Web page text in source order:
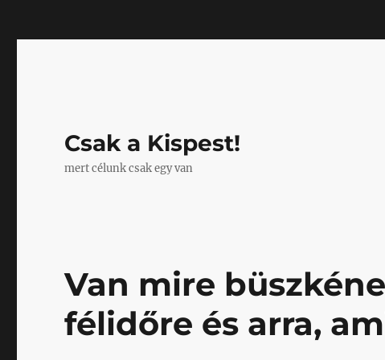
Csak a Kispest!
mert célunk csak egy van
Van mire
félidőre és arra,